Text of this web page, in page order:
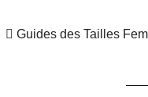
Guides des Tailles